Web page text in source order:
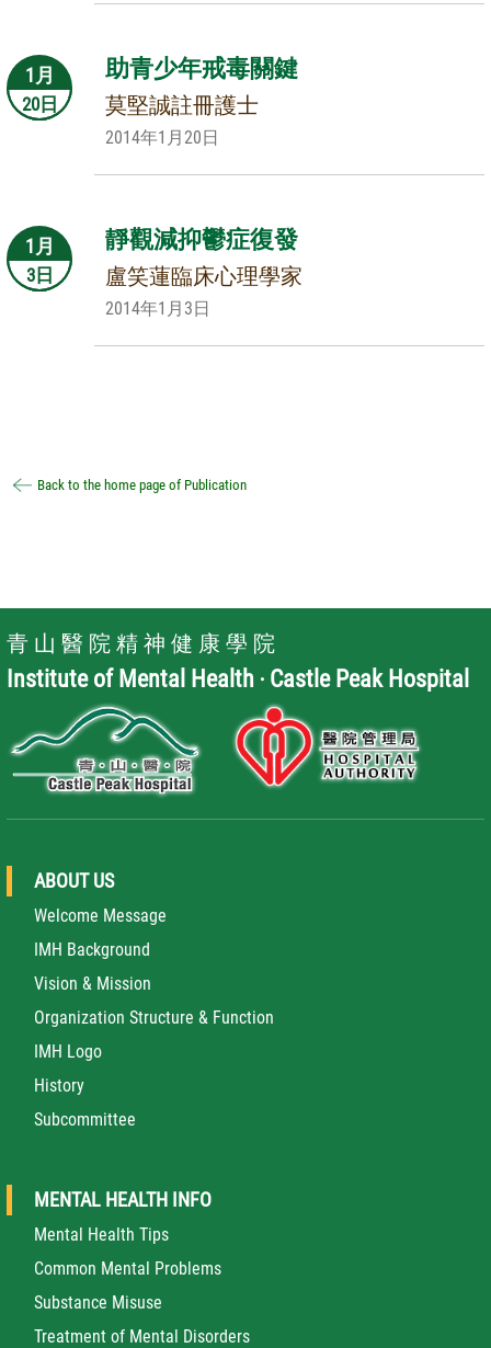
1月
20日
助青少年戒毒關鍵
莫堅誠註冊護士
2014年1月20日
1月
3日
靜觀減抑鬱症復發
盧笑蓮臨床心理學家
2014年1月3日
Back to the home page of Publication
青 山 醫 院 精 神 健 康 學 院
Institute of Mental Health ‧ Castle Peak Hospital
ABOUT US
Welcome Message
IMH Background
Vision & Mission
Organization Structure & Function
IMH Logo
History
Subcommittee
MENTAL HEALTH INFO
Mental Health Tips
Common Mental Problems
Substance Misuse
Treatment of Mental Disorders